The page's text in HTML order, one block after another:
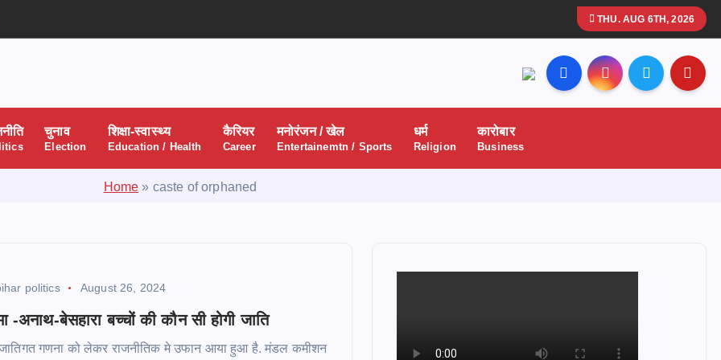
THU. AUG 6TH, 2026
चुनाव
Election
शिक्षा-स्वास्थ्य
Education / Health
कैरियर
Career
मनोरंजन / खेल
Entertainemtn / Sports
धर्म
Religion
कारोबार
Business
Home » caste of orphaned
politics August 26, 2024
-अनाथ-बेसहारा बच्चों की कौन सी होगी जाति
गणना को लेकर राजनीतिक मे उफान आया हुआ है. मंडल कमीशन